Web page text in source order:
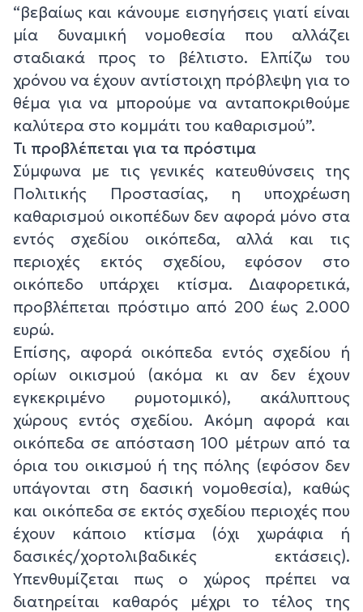
“βεβαίως και κάνουμε εισηγήσεις γιατί είναι
μία δυναμική νομοθεσία που αλλάζει
σταδιακά προς το βέλτιστο. Ελπίζω του
χρόνου να έχουν αντίστοιχη πρόβλεψη για το
θέμα για να μπορούμε να ανταποκριθούμε
καλύτερα στο κομμάτι του καθαρισμού”.
Τι προβλέπεται για τα πρόστιμα
Σύμφωνα με τις γενικές κατευθύνσεις της
Πολιτικής Προστασίας, η υποχρέωση
καθαρισμού οικοπέδων δεν αφορά μόνο στα
εντός σχεδίου οικόπεδα, αλλά και τις
περιοχές εκτός σχεδίου, εφόσον στο
οικόπεδο υπάρχει κτίσμα. Διαφορετικά,
προβλέπεται πρόστιμο από 200 έως 2.000
ευρώ.
Επίσης, αφορά οικόπεδα εντός σχεδίου ή
ορίων οικισμού (ακόμα κι αν δεν έχουν
εγκεκριμένο ρυμοτομικό), ακάλυπτους
χώρους εντός σχεδίου. Ακόμη αφορά και
οικόπεδα σε απόσταση 100 μέτρων από τα
όρια του οικισμού ή της πόλης (εφόσον δεν
υπάγονται στη δασική νομοθεσία), καθώς
και οικόπεδα σε εκτός σχεδίου περιοχές που
έχουν κάποιο κτίσμα (όχι χωράφια ή
δασικές/χορτολιβαδικές εκτάσεις).
Υπενθυμίζεται πως ο χώρος πρέπει να
διατηρείται καθαρός μέχρι το τέλος της